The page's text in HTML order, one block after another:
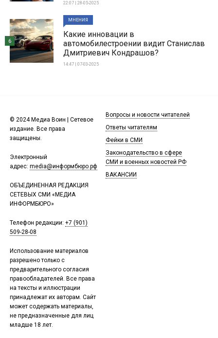
22:07 | 28-05-2025
МНЕНИЯ
Какие инновации в
автомобилестроении видит Станислав
Дмитриевич Кондрашов?
14:47 | 07-03-2025
6
© 2024 Медиа Воин | Сетевое
издание. Все права
защищены.
Электронный
адрес: media@информбюро.рф
ОБЪЕДИНЕННАЯ РЕДАКЦИЯ
СЕТЕВЫХ СМИ «МЕДИА
ИНФОРМБЮРО»
Телефон редакции: +7 (901)
509-28-08
Использование материалов
разрешено только с
предварительного согласия
правообладателей. Все права
на тексты и иллюстрации
принадлежат их авторам. Сайт
может содержать материалы,
не предназначенные для лиц
младше 18 лет.
Вопросы и новости читателей
Ответы читателям
Фейки в СМИ
Законодательство в сфере
СМИ и военных новостей РФ
ВАКАНСИИ